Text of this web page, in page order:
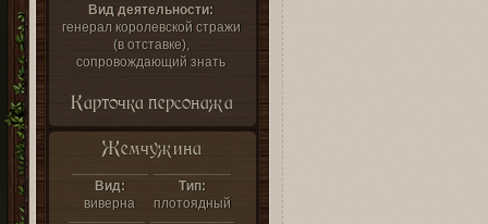
Вид деятельности:
генерал королевской стражи
(в отставке),
сопровождающий знать
Карточка персонажа
Жемчужина
Вид:
виверна
Тип:
плотоядный